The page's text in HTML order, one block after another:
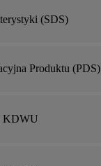
(SDS)
Produktu (PDS)
KDWU